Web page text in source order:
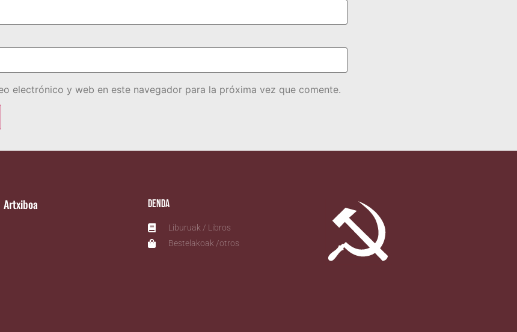
electrónico y web en este navegador para la próxima vez que comente.
Artxiboa Denda
Liburuak / Libros
Bestelakoak /otros